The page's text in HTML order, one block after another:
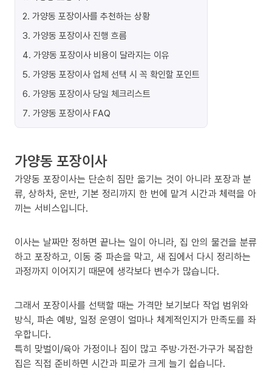
2. 가양동 포장이사를 추천하는 상황
3. 가양동 포장이사 진행 흐름
4. 가양동 포장이사 비용이 달라지는 이유
5. 가양동 포장이사 업체 선택 시 꼭 확인할 포인트
6. 가양동 포장이사 당일 체크리스트
7. 가양동 포장이사 FAQ
가양동 포장이사
가양동 포장이사는 단순히 짐만 옮기는 것이 아니라 포장과 분
류, 상하차, 운반, 기본 정리까지 한 번에 맡겨 시간과 체력을 아
끼는 서비스입니다.
이사는 날짜만 정하면 끝나는 일이 아니라, 집 안의 물건을 분류
하고 포장하고, 이동 중 파손을 막고, 새 집에서 다시 정리하는
과정까지 이어지기 때문에 생각보다 변수가 많습니다.
그래서 포장이사를 선택할 때는 가격만 보기보다 작업 범위와
방식, 파손 예방, 일정 운영이 얼마나 체계적인지가 만족도를 좌
우합니다.
특히 맞벌이/육아 가정이나 짐이 많고 주방·가전·가구가 복잡한
집은 직접 준비하면 시간과 피로가 크게 늘기 쉽습니다.